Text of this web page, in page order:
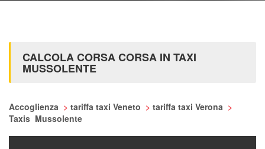
CALCOLA CORSA CORSA IN TAXI
MUSSOLENTE
Accoglienza > tariffa taxi Veneto > tariffa taxi Verona >
Taxis Mussolente